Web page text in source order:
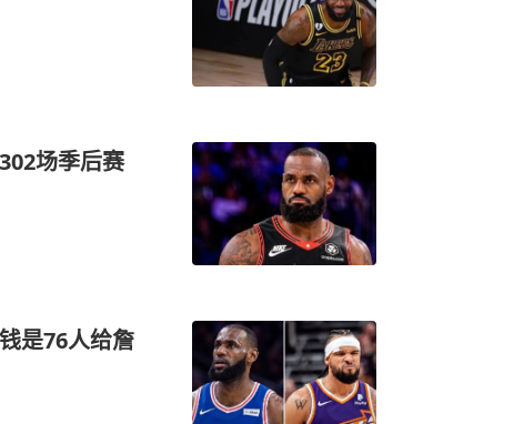
场季后赛
是76人给詹